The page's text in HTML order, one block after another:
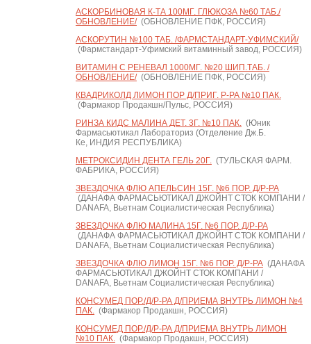
АСКОРБИНОВАЯ К-ТА 100МГ. ГЛЮКОЗА №60 ТАБ./
ОБНОВЛЕНИЕ/(ОБНОВЛЕНИЕ ПФК, РОССИЯ)
АСКОРУТИН №100 ТАБ. /ФАРМСТАНДАРТ-УФИМСКИЙ/
(Фармстандарт-Уфимский витаминный завод, РОССИЯ)
ВИТАМИН С РЕНЕВАЛ 1000МГ. №20 ШИП.ТАБ. /
ОБНОВЛЕНИЕ/(ОБНОВЛЕНИЕ ПФК, РОССИЯ)
КВАДРИКОЛД ЛИМОН ПОР Д/ПРИГ. Р-РА №10 ПАК.
(Фармакор Продакшн/Пульс, РОССИЯ)
РИНЗА КИДС МАЛИНА ДЕТ. 3Г. №10 ПАК.(Юник
Фармасьютикал Лабораториз (Отделение Дж.Б.
Ке, ИНДИЯ РЕСПУБЛИКА)
МЕТРОКСИДИН ДЕНТА ГЕЛЬ 20Г.(ТУЛЬСКАЯ ФАРМ.
ФАБРИКА, РОССИЯ)
ЗВЕЗДОЧКА ФЛЮ АПЕЛЬСИН 15Г. №6 ПОР. Д/Р-РА
(ДАНАФА ФАРМАСЬЮТИКАЛ ДЖОЙНТ СТОК КОМПАНИ /
DANAFA, Вьетнам Социалистическая Республика)
ЗВЕЗДОЧКА ФЛЮ МАЛИНА 15Г. №6 ПОР. Д/Р-РА
(ДАНАФА ФАРМАСЬЮТИКАЛ ДЖОЙНТ СТОК КОМПАНИ /
DANAFA, Вьетнам Социалистическая Республика)
ЗВЕЗДОЧКА ФЛЮ ЛИМОН 15Г. №6 ПОР. Д/Р-РА(ДАНАФА
ФАРМАСЬЮТИКАЛ ДЖОЙНТ СТОК КОМПАНИ /
DANAFA, Вьетнам Социалистическая Республика)
КОНСУМЕД ПОР./Д/Р-РА Д/ПРИЕМА ВНУТРЬ ЛИМОН №4
ПАК.(Фармакор Продакшн, РОССИЯ)
КОНСУМЕД ПОР./Д/Р-РА Д/ПРИЕМА ВНУТРЬ ЛИМОН
№10 ПАК.(Фармакор Продакшн, РОССИЯ)